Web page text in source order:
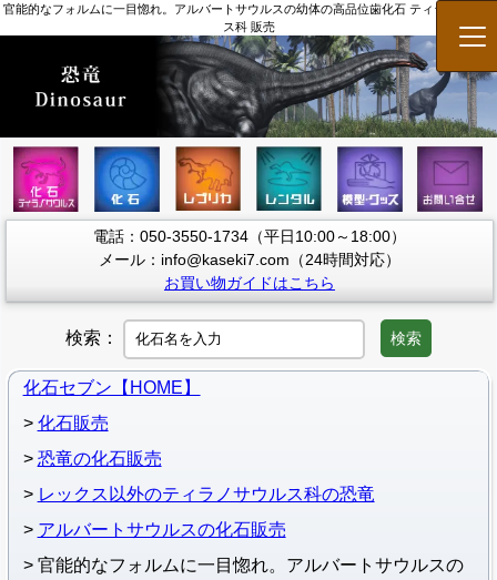
官能的なフォルムに一目惚れ。アルバートサウルスの幼体の高品位歯化石 ティラノサウル
ス科 販売
メ
電話：050-3550-1734（平日10:00～18:00）
メール：info@kaseki7.com（24時間対応）
お買い物ガイドはこちら
検索： 検索
化石セブン【HOME】
化石販売
恐竜の化石販売
レックス以外のティラノサウルス科の恐竜
アルバートサウルスの化石販売
官能的なフォルムに一目惚れ。アルバートサウルスの